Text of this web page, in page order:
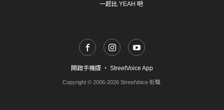
一起比 YEAH 吧
開啟手機版 ・ StreetVoice App
Copyright © 2006-2026 StreetVoice 街聲.